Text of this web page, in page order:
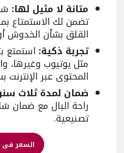
متانة لا مثيل لها:
تضمن لك الاستمتاع
القلق بشأن الخدوش
تجربة ذكية: استمتع
مثل يوتيوب وغيرها،
المحتوى عبر الإنترنت
ضمان لمدة ثلاث
راحة البال مع
تصنيعية.
السعر